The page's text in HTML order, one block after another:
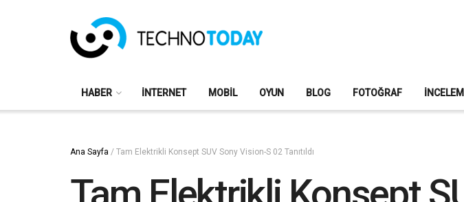
HABER İNTERNET MOBIL OYUN BLOG FOTOĞRAF
Ana Sayfa / Tam Elektrikli Konsept SUV Sony Vision-S 02 Tanıtıldı